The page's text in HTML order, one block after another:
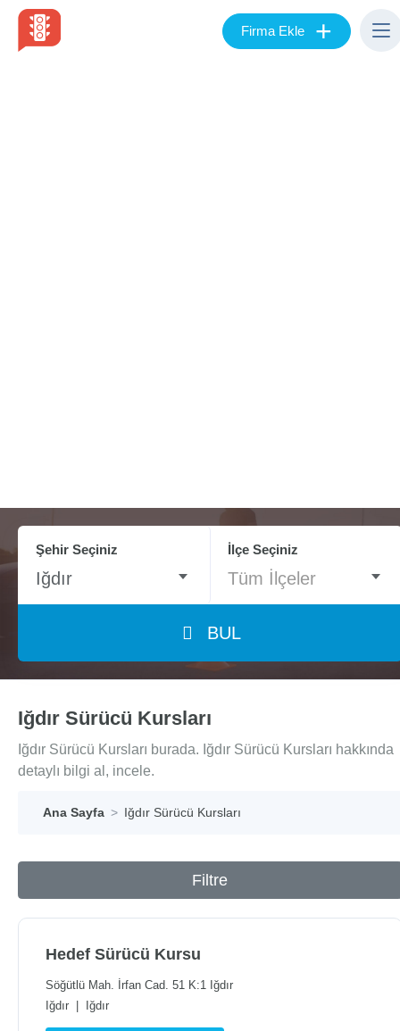
Firma Ekle +
Şehir Seçiniz
Iğdır
İlçe Seçiniz
Tüm İlçeler
BUL
Iğdır Sürücü Kursları
Iğdır Sürücü Kursları burada. Iğdır Sürücü Kursları hakkında
detaylı bilgi al, incele.
Ana Sayfa Iğdır Sürücü Kursları
Filtre
Hedef Sürücü Kursu
Söğütlü Mah. İrfan Cad. 51 K:1 Iğdır
Iğdır
Iğdır